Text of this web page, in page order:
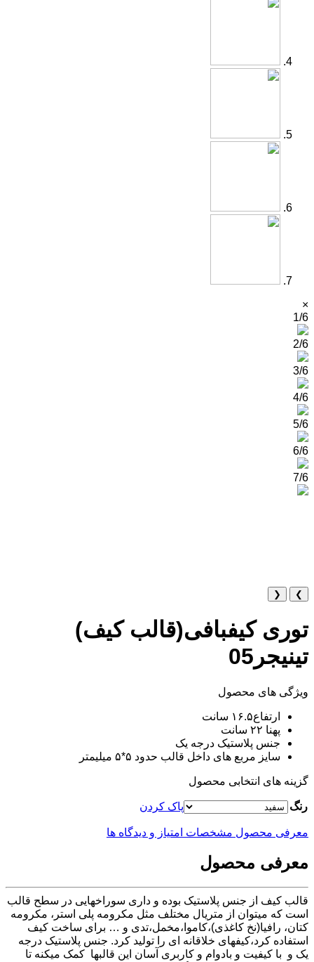
×
1/6
2/6
3/6
4/6
5/6
6/6
7/6
❯
❮
توری کیفبافی(قالب کیف)
تینیجر05
ویژگی های محصول
ارتفاع۱۶.۵ سانت
پهنا ۲۲ سانت
جنس پلاستیک درجه یک
سایز مربع های داخل قالب حدود ۵*۵ میلیمتر
گزینه های انتخابی محصول
رنگ پاک کردن
معرفی محصول مشخصات امتیاز و دیدگاه ها
معرفی محصول
قالب کیف از جنس پلاستیک بوده و داری سوراخهایی در سطح قالب
است که میتوان از متریال مختلف مثل مکرومه پلی استر، مکرومه
کتان، رافیا(نخ کاغذی)،کاموا،مخمل،تدی و … برای ساخت کیف
استفاده کرد،کیفهای خلاقانه ای را تولید کرد. جنس پلاستیک درجه
یک و با کیفیت و بادوام و کاربری آسان این قالبها کمک میکنه تا